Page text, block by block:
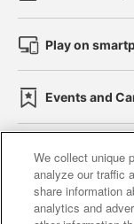
Play on
Events and
Affiliate
Web
We collect unique
analyze our traffic
share information
analytics and